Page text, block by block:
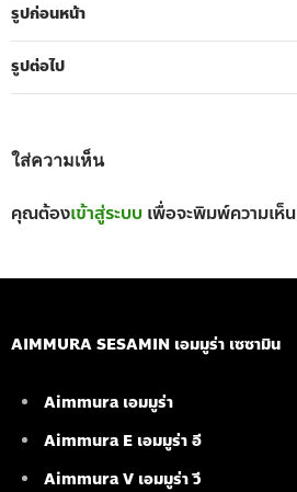
รูปก่อนหน้า
รูปต่อไป
ใส่ความเห็น
คุณต้องเข้าสู่ระบบ เพื่อจะพิมพ์ความเห็น
AIMMURA SESAMIN เอมมูร่า เซซามิน
Aimmura เอมมูร่า
Aimmura E เอมมูร่า อี
Aimmura V เอมมูร่า วี